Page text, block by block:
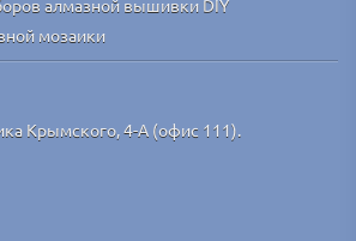
алмазной вышивки DIY
мозаики
Крымского, 4-А (офис 111).